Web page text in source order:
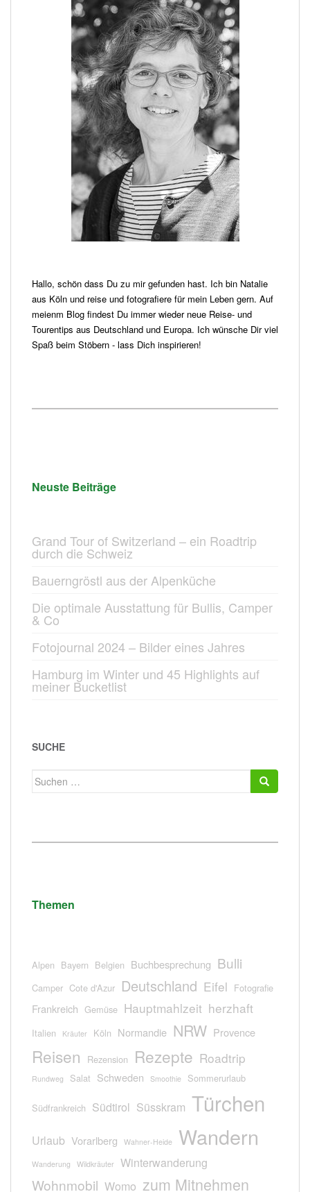
Hallo, schön dass Du zu mir gefunden hast. Ich bin Natalie
aus Köln und reise und fotografiere für mein Leben gern. Auf
meienm Blog findest Du immer wieder neue Reise- und
Tourentips aus Deutschland und Europa. Ich wünsche Dir viel
Spaß beim Stöbern - lass Dich inspirieren!
Neuste Beiträge
Grand Tour of Switzerland – ein Roadtrip
durch die Schweiz
Bauerngröstl aus der Alpenküche
Die optimale Ausstattung für Bullis, Camper
& Co
Fotojournal 2024 – Bilder eines Jahres
Hamburg im Winter und 45 Highlights auf
meiner Bucketlist
SUCHE
Suchen
Themen
Alpen Bayern Belgien Buchbesprechung Bulli
Camper Cote d'Azur Deutschland Eifel Fotografie
Frankreich Gemüse Hauptmahlzeit herzhaft
Italien Kräuter Köln Normandie NRW Provence
Reisen Rezension Rezepte Roadtrip
Rundweg Salat Schweden Smoothie Sommerurlaub
Südfrankreich Südtirol Süsskram Türchen
Urlaub Vorarlberg Wahner-Heide Wandern
Wanderung Wildkräuter Winterwanderung
Wohnmobil Womo zum Mitnehmen